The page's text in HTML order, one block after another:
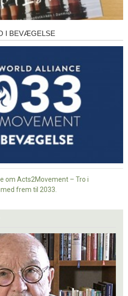
I BEVÆGELSE
om Acts2Movement – Tro i
frem til 2033.